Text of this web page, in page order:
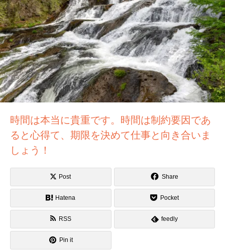
時間は本当に貴重です。時間は制約要因であ
ると心得て、期限を決めて仕事と向き合いま
しょう！
Post Share
Hatena Pocket
RSS feedly
Pin it